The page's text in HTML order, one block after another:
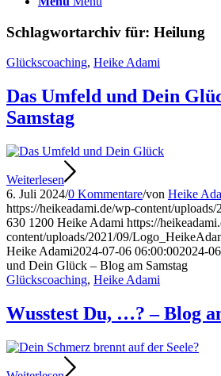
Schlagwortarchiv für: Heilung
Glückscoaching, Heike Adami
Das Umfeld und Dein
Samstag
Weiterlesen
6. Juli 2024/0 Kommentare/von Heike
https://heikeadami.de/wp-content/
630 1200 Heike Adami https://
content/uploads/2021/09/
Heike Adami2024-07-06 06:00:002024-
und Dein Glück – Blog am Samstag
Glückscoaching, Heike Adami
Wusstest Du, …? – Blog